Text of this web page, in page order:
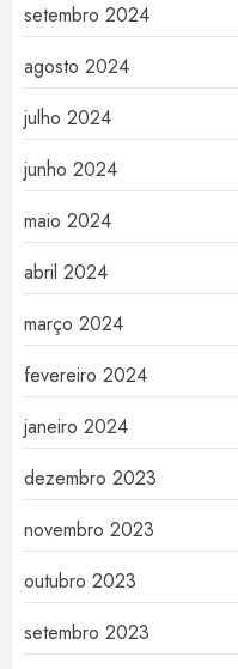
setembro 2024
agosto 2024
julho 2024
junho 2024
maio 2024
abril 2024
março 2024
fevereiro 2024
janeiro 2024
dezembro 2023
novembro 2023
outubro 2023
setembro 2023